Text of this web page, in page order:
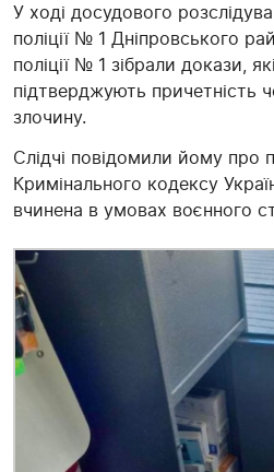
У ході досудового
поліції № 1 Дніпровського
поліції № 1 зібрали докази,
підтверджують причетність
злочину.
Слідчі повідомили йому про
Кримінального кодексу
вчинена в умовах воєнного